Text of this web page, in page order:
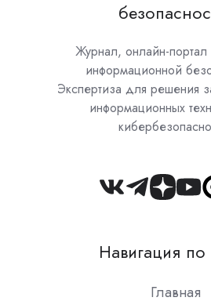
Журнал, онлайн-
информационной
Экспертиза для решения
информационных
Join
Навигация по
Главная